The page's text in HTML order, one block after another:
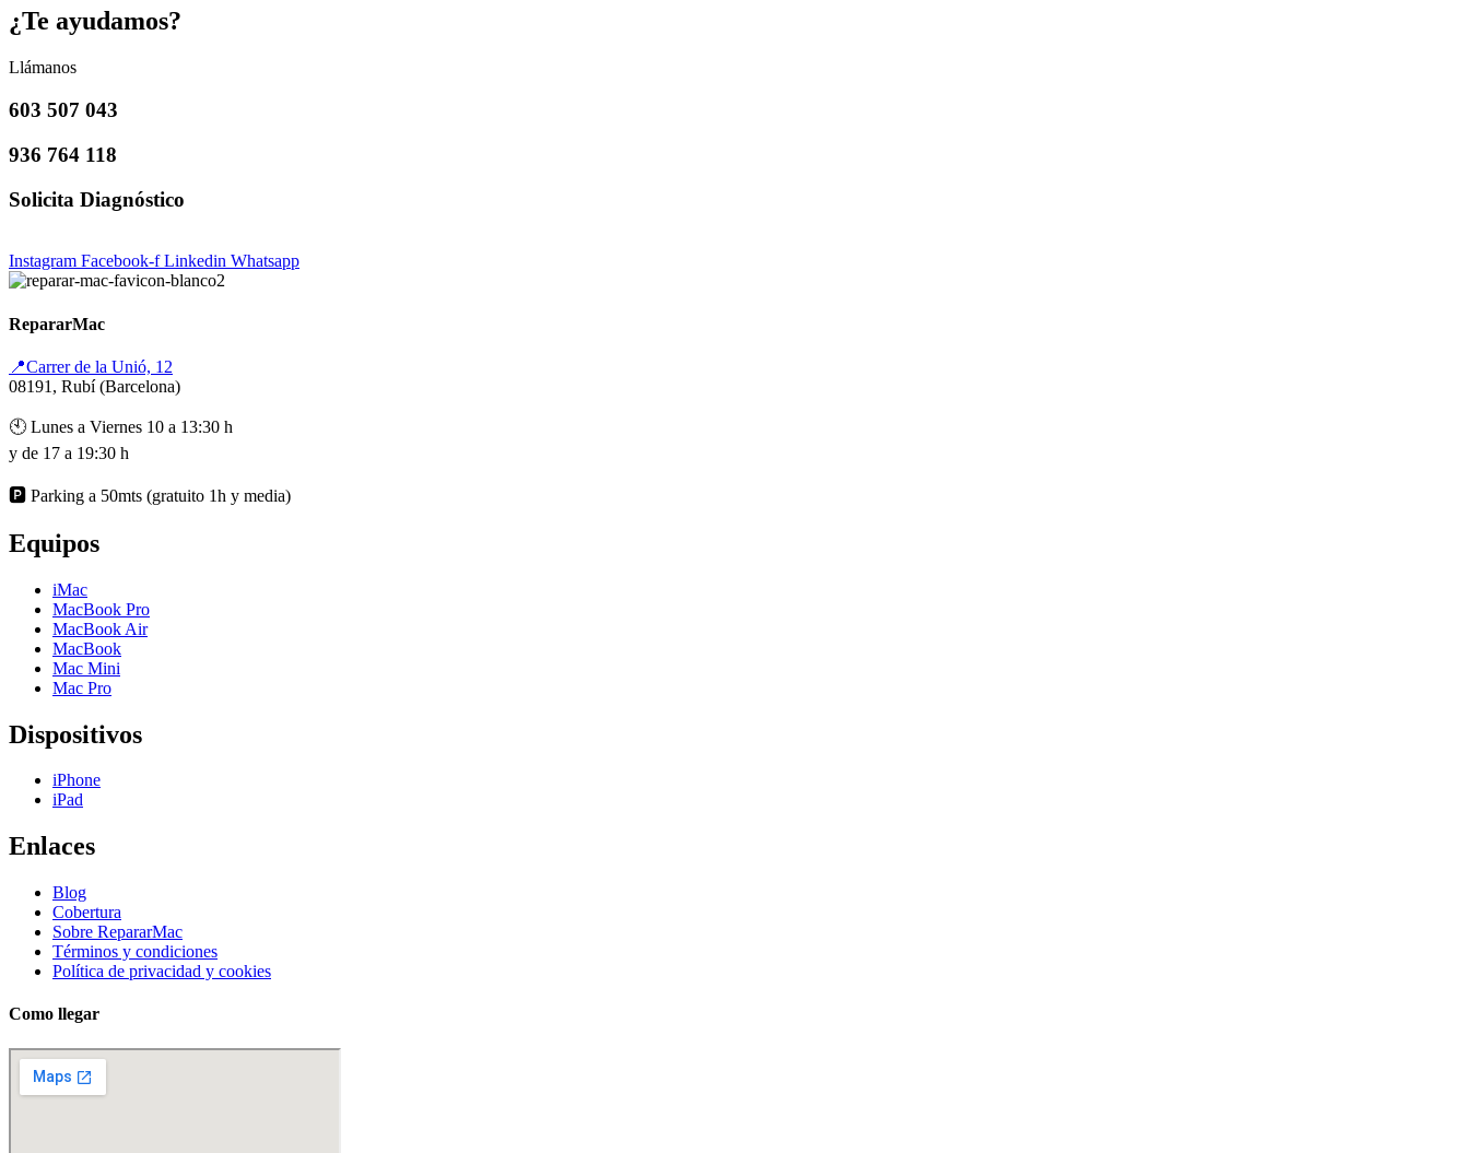
¿Te ayudamos?
Llámanos
603 507 043
936 764 118
Solicita Diagnóstico
Instagram Facebook-f Linkedin Whatsapp
RepararMac
📍Carrer de la Unió, 12
08191, Rubí (Barcelona)
🕙 Lunes a Viernes 10 a 13:30 h
y de 17 a 19:30 h
🅿️ Parking a 50mts (gratuito 1h y media)
Equipos
iMac
MacBook Pro
MacBook Air
MacBook
Mac Mini
Mac Pro
Dispositivos
iPhone
iPad
Enlaces
Blog
Cobertura
Sobre RepararMac
Términos y condiciones
Política de privacidad y cookies
Como llegar